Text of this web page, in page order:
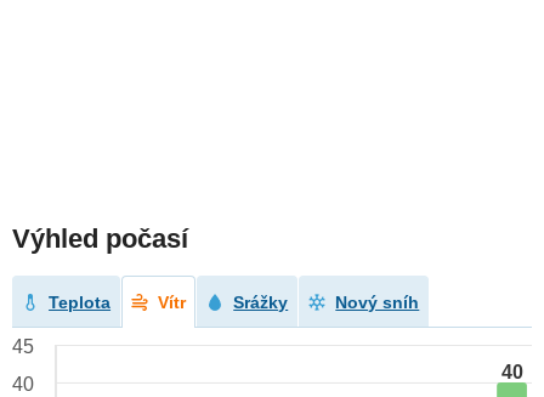
Výhled počasí
Teplota Vítr Srážky Nový sníh
40
45
40